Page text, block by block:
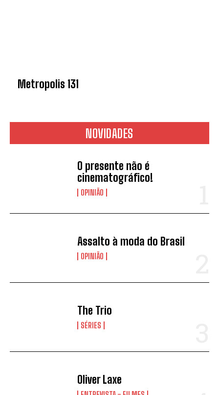
Metropolis 131
NOVIDADES
O presente não é
cinematográfico!
OPINIÃO
Assalto à moda do Brasil
OPINIÃO
The Trio
SÉRIES
Oliver Laxe